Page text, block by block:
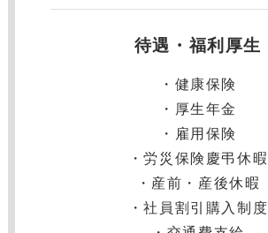
待遇・福利厚生
・健康保険
・厚⽣年⾦
・雇⽤保険
・労災保険慶弔休暇
・産前・産後休暇
・社員割引購入制度